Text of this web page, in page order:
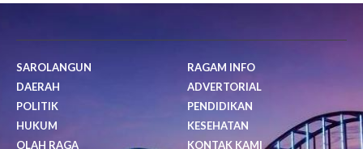
SAROLANGUN
DAERAH
POLITIK
HUKUM
OLAH RAGA
RAGAM INFO
ADVERTORIAL
PENDIDIKAN
KESEHATAN
KONTAK KAMI